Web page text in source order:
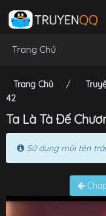
Trang Chủ
Trang Chủ
42
Ta Là Tà Đế
Sử dụng mũi tên